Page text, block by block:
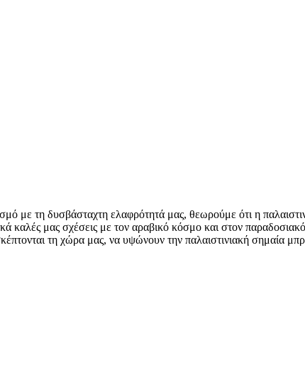
με τη δυσβάσταχτη ελαφρότητά μας, θεωρούμε ότι η
καλές μας σχέσεις με τον αραβικό κόσμο και στον
τη χώρα μας, να υψώνουν την παλαιστινιακή σημαία